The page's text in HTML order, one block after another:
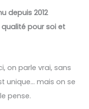
depuis 2012
pour soi et
on parle vrai, sans
unique… mais on se
pense.